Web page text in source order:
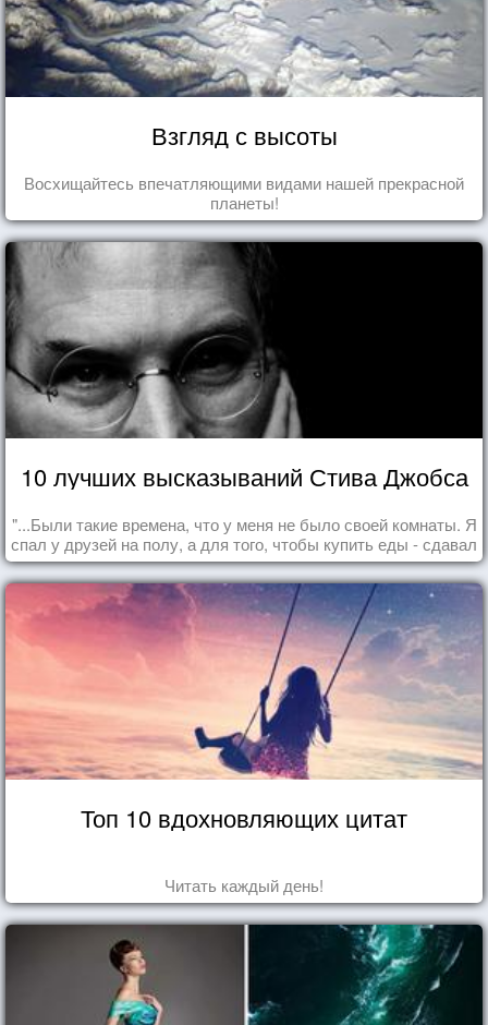
Взгляд с высоты
Восхищайтесь впечатляющими видами нашей прекрасной
планеты!
10 лучших высказываний Стива Джобса
"...Были такие времена, что у меня не было своей комнаты. Я
спал у друзей на полу, а для того, чтобы купить еды - сдавал
бутылки из под кока-колы"
Топ 10 вдохновляющих цитат
Читать каждый день!